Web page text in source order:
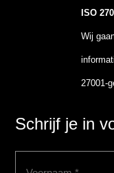
ISO
Wij
27001-
Schrijf je in